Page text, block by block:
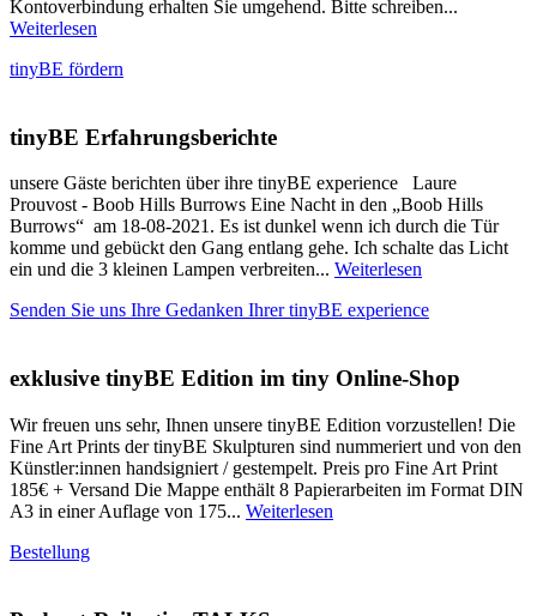
Kontoverbindung erhalten Sie umgehend. Bitte schreiben...
Weiterlesen
tinyBE fördern
tinyBE Erfahrungsberichte
unsere Gäste berichten über ihre tinyBE experience Laure
Prouvost - Boob Hills Burrows Eine Nacht in den „Boob Hills
Burrows“ am 18-08-2021. Es ist dunkel wenn ich durch die Tür
komme und gebückt den Gang entlang gehe. Ich schalte das Licht
ein und die 3 kleinen Lampen verbreiten... Weiterlesen
Senden Sie uns Ihre Gedanken Ihrer tinyBE experience
exklusive tinyBE Edition im tiny Online-Shop
Wir freuen uns sehr, Ihnen unsere tinyBE Edition vorzustellen! Die
Fine Art Prints der tinyBE Skulpturen sind nummeriert und von den
Künstler:innen handsigniert / gestempelt. Preis pro Fine Art Print
185€ + Versand Die Mappe enthält 8 Papierarbeiten im Format DIN
A3 in einer Auflage von 175... Weiterlesen
Bestellung